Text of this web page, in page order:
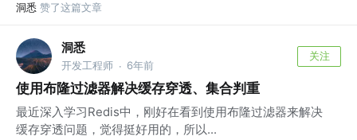
洞悉 赞了这篇文章
洞悉
开发工程师 · 6年前
关注
使用布隆过滤器解决缓存穿透、集合判重
最近深入学习Redis中，刚好在看到使用布隆过滤器来解决
缓存穿透问题，觉得挺好用的，所以...